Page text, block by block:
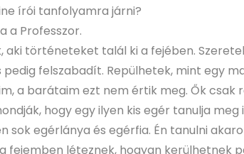
írói tanfolyamra járni?
a Professzor.
aki történeteket talál ki a fejében.
felszabadít. Repülhetek, mint egy
a barátaim ezt nem értik meg. Ők csak
hogy egy ilyen kis egér tanulja meg
sok egérlánya és egérfia. Én tanulni
fejemben léteznek, hogyan kerülhetnek